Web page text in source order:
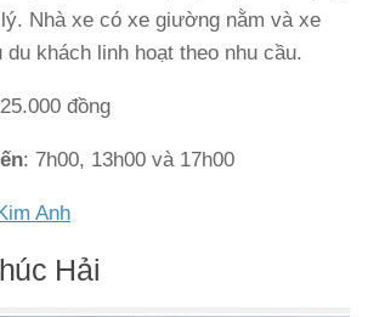
Nhà xe có xe giường nằm và xe
du khách linh hoạt theo nhu cầu.
đồng
: 7h00, 13h00 và 17h00
Anh
Hải